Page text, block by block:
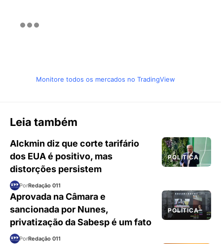
Monitore todos os mercados no TradingView
Leia também
POLÍTICA
Alckmin diz que corte tarifário
dos EUA é positivo, mas
distorções persistem
PorRedação 011
POLÍTICA
Aprovada na Câmara e
sancionada por Nunes,
privatização da Sabesp é um fato
PorRedação 011